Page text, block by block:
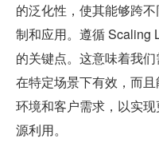
的泛化性，使其能够跨
制和应用。遵循 Scaling
的关键点。这意味着我
在特定场景下有效，而
环境和客户需求，以实
源利用。